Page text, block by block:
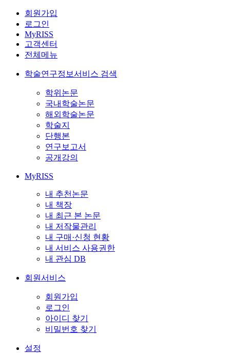
회원가입
로그인
MyRISS
고객센터
전체메뉴
학술연구정보서비스 검색
학위논문
국내학술논문
해외학술논문
학술지
단행본
연구보고서
공개강의
MyRISS
내 추천논문
내 책장
내 최근 본 논문
내 저작물관리
내 구매·신청 현황
내 서비스 사용권한
내 관심 DB
회원서비스
회원가입
로그인
아이디 찾기
비밀번호 찾기
설정